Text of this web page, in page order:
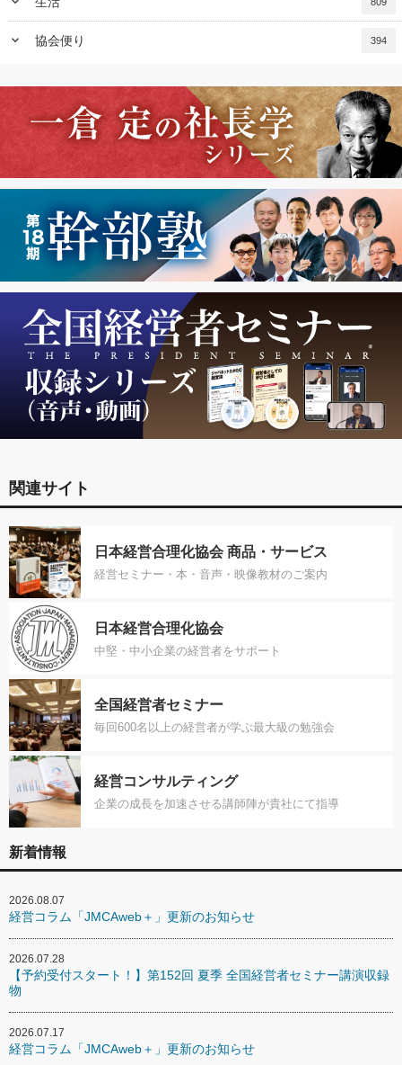
keyboard_arrow_down 協会便り 394
関連サイト
日本経営合理化協会 商品・サービス
経営セミナー・本・音声・映像教材のご案内
日本経営合理化協会
中堅・中小企業の経営者をサポート
全国経営者セミナー
毎回600名以上の経営者が学ぶ最大級の勉強会
経営コンサルティング
企業の成長を加速させる講師陣が貴社にて指導
新着情報
2026.08.07
経営コラム「JMCAweb＋」更新のお知らせ
2026.07.28
【予約受付スタート！】第152回 夏季 全国経営者セミナー講演収録
物
2026.07.17
経営コラム「JMCAweb＋」更新のお知らせ